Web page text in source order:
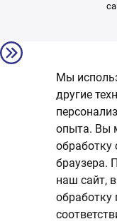
Мы
другие
опыта. Вы
обработку
браузера.
наш сайт,
обработку